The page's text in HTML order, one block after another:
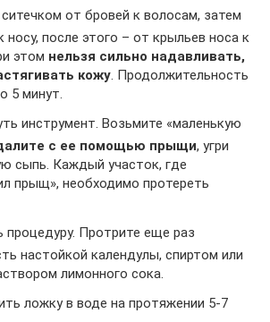
от бровей к волосам, затем
носу, после этого – от крыльев носа к
этом нельзя сильно надавливать,
кожу. Продолжительность
5 минут.
инструмент. Возьмите «маленькую
с ее помощью прыщи, угри
сыпь. Каждый участок, где
прыщ», необходимо протереть
процедуру. Протрите еще раз
настойкой календулы, спиртом или
лимонного сока.
ложку в воде на протяжении 5-7